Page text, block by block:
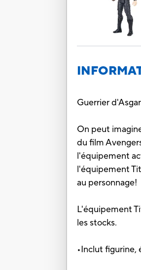
Guerrier
On peut
du film
l'équipement
l'équipement
au personnage!
L'équipement
les stocks.
•Inclut figurine,